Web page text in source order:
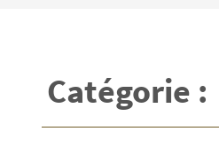
Catégorie :